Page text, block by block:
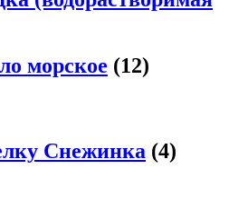
морское (12)
Снежинка (4)